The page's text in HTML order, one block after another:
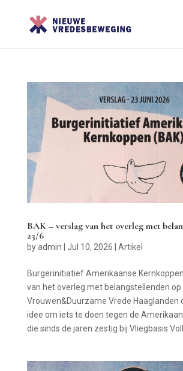
BAK – verslag van het overleg met
23/6
byadmin | Jul 10, 2026 | Artikel
Burgerinitiatief Amerikaanse
van het overleg met belangstellenden
Vrouwen&Duurzame Vrede Haaglanden
idee om iets te doen tegen de
die sinds de jaren zestig bij Vliegbasis